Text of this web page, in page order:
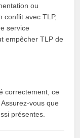
ou
conflit avec TLP,
service
empêcher TLP de
correctement, ce
vous que
présentes.